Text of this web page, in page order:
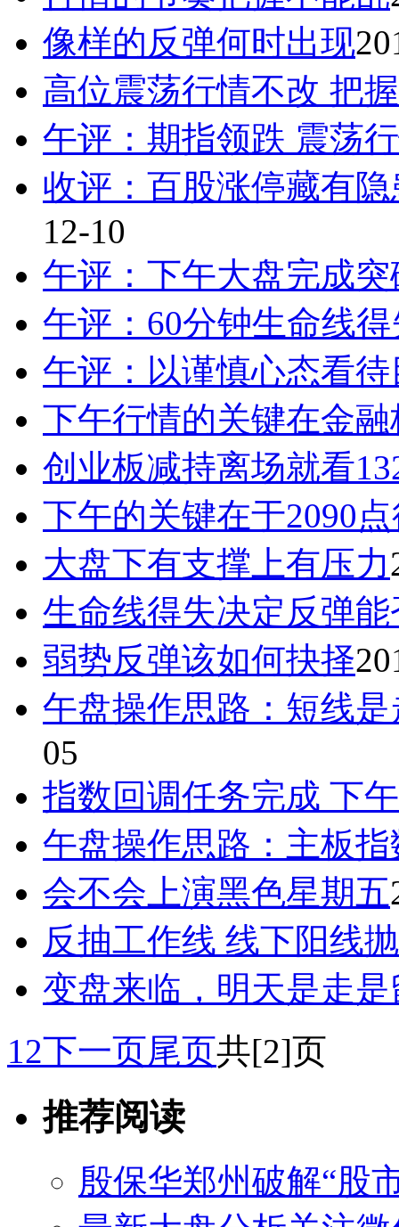
像样的反弹何时出现
高位震荡行情不改 把
午评：期指领跌 震荡
收评：百股涨停藏有
12-10
午评：下午大盘完成
午评：60分钟生命线
午评：以谨慎心态看
下午行情的关键在金融
创业板减持离场就看
下午的关键在于2090
大盘下有支撑上有压力
生命线得失决定反弹
弱势反弹该如何抉择
午盘操作思路：短线
05
指数回调任务完成 下
午盘操作思路：主板
会不会上演黑色星期五
反抽工作线 线下阳线
变盘来临，明天是走是
12下一页尾页共[2]页
推荐阅读
殷保华郑州破解“股